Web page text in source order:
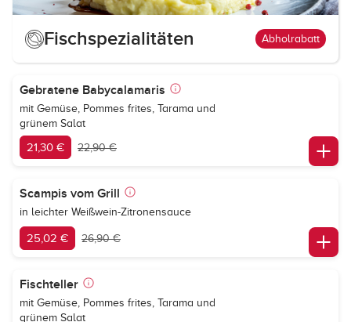
Fischspezialitäten Abholrabatt
Gebratene Babycalamaris
mit Gemüse, Pommes frites, Tarama und
grünem Salat
21,30 € 22,90 €
Scampis vom Grill
in leichter Weißwein-Zitronensauce
25,02 € 26,90 €
Fischteller
mit Gemüse, Pommes frites, Tarama und
grünem Salat